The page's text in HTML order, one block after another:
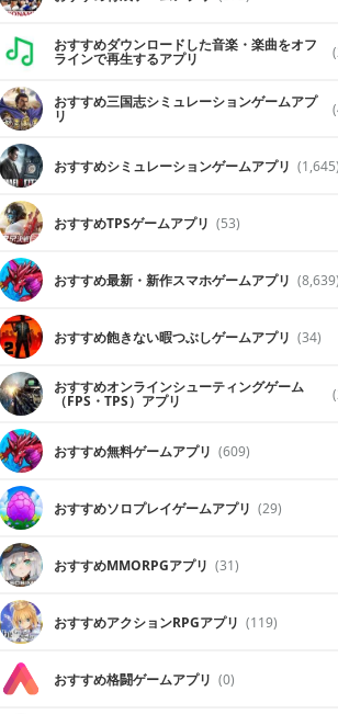
おすすめダウンロードした音楽・楽曲をオフ
ラインで再生するアプリ
おすすめ三国志シミュレーションゲームアプ
リ
おすすめシミュレーションゲームアプリ (1,645)
おすすめTPSゲームアプリ (53)
おすすめ最新・新作スマホゲームアプリ (8,639)
おすすめ飽きない暇つぶしゲームアプリ (34)
おすすめオンラインシューティングゲーム
（FPS・TPS）アプリ
おすすめ無料ゲームアプリ (609)
おすすめソロプレイゲームアプリ (29)
おすすめ MMORPGアプリ (31)
おすすめアクションRPGアプリ (119)
おすすめ格闘ゲームアプリ (0)